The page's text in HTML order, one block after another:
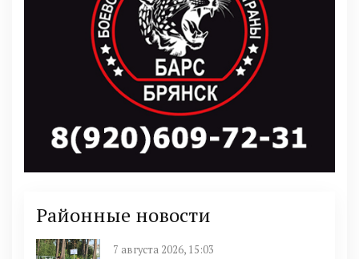
Районные новости
7 августа 2026, 15:03